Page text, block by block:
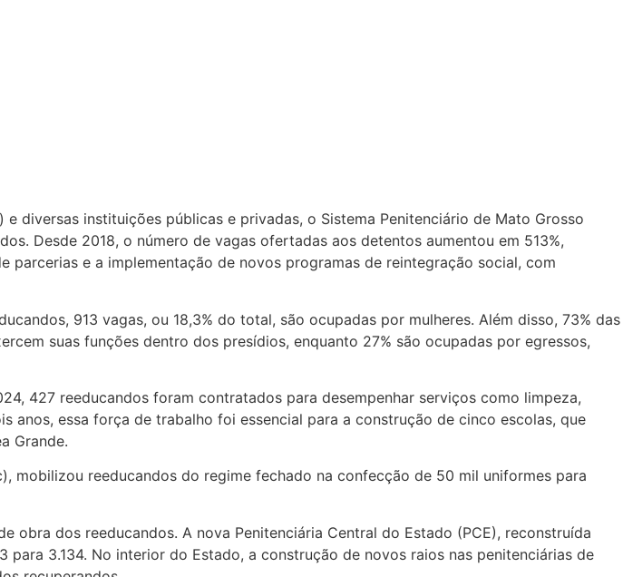
diversas instituições públicas e privadas, o Sistema Penitenciário de Mato Grosso
Desde 2018, o número de vagas ofertadas aos detentos aumentou em 513%,
parcerias e a implementação de novos programas de reintegração social, com
913 vagas, ou 18,3% do total, são ocupadas por mulheres. Além disso, 73% das
suas funções dentro dos presídios, enquanto 27% são ocupadas por egressos,
427 reeducandos foram contratados para desempenhar serviços como limpeza,
essa força de trabalho foi essencial para a construção de cinco escolas, que
Grande.
mobilizou reeducandos do regime fechado na confecção de 50 mil uniformes para
obra dos reeducandos. A nova Penitenciária Central do Estado (PCE), reconstruída
3.134. No interior do Estado, a construção de novos raios nas penitenciárias de